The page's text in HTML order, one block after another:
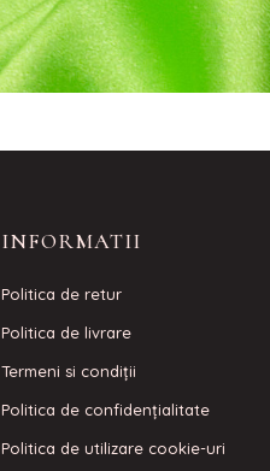
INFORMATII
Politica de retur
Politica de livrare
Termeni si condiţii
Politica de confidenţialitate
Politica de utilizare cookie-uri